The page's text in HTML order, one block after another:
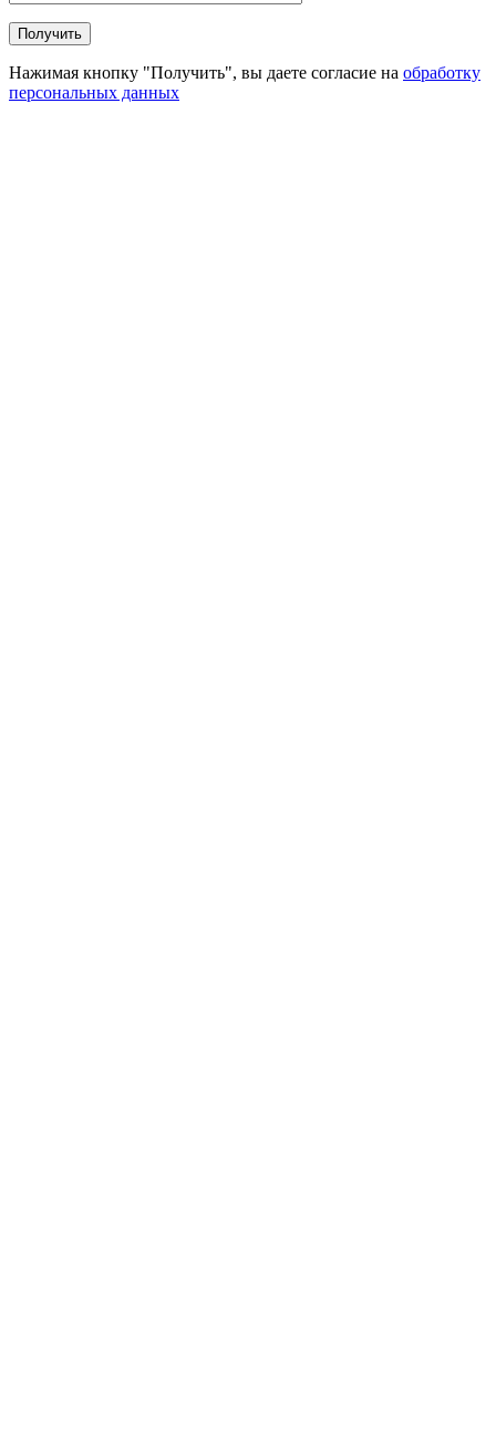
Нажимая кнопку "Получить", вы даете согласие на обработку
персональных данных